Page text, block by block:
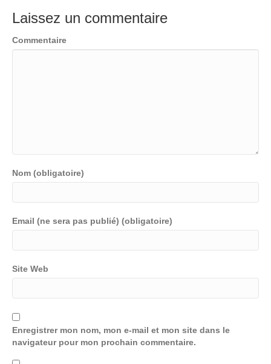
Laissez un commentaire
Commentaire
Nom (obligatoire)
Email (ne sera pas publié) (obligatoire)
Site Web
Enregistrer mon nom, mon e-mail et mon site dans le
navigateur pour mon prochain commentaire.